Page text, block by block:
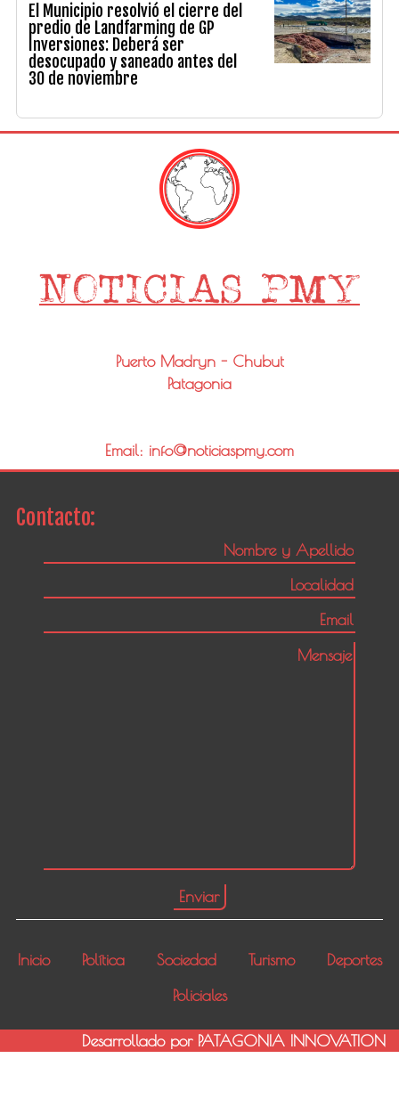
El Municipio resolvió el cierre del
predio de Landfarming de GP
Inversiones: Deberá ser
desocupado y saneado antes del
30 de noviembre
Puerto Madryn - Chubut
Patagonia
Email: info@noticiaspmy.com
Contacto:
Inicio Política Sociedad Turismo
Deportes
Policiales
Desarrollado por PATAGONIA INNOVATION